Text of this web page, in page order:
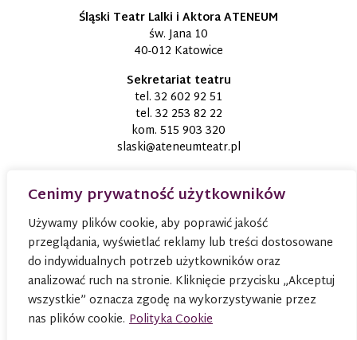
Cenimy prywatność użytkowników
Używamy plików cookie, aby poprawić jakość
przeglądania, wyświetlać reklamy lub treści dostosowane
do indywidualnych potrzeb użytkowników oraz
analizować ruch na stronie. Kliknięcie przycisku „Akceptuj
wszystkie” oznacza zgodę na wykorzystywanie przez
nas plików cookie. Polityka Cookie
Śląski Teatr Lalki i Aktora ATENEUM
św. Jana 10
40-012 Katowice
Sekretariat teatru
tel. 32 602 92 51
tel. 32 253 82 22
kom. 515 903 320
slaski@ateneumteatr.pl
© 2026TEATR ATENEUM W KATOWICACH